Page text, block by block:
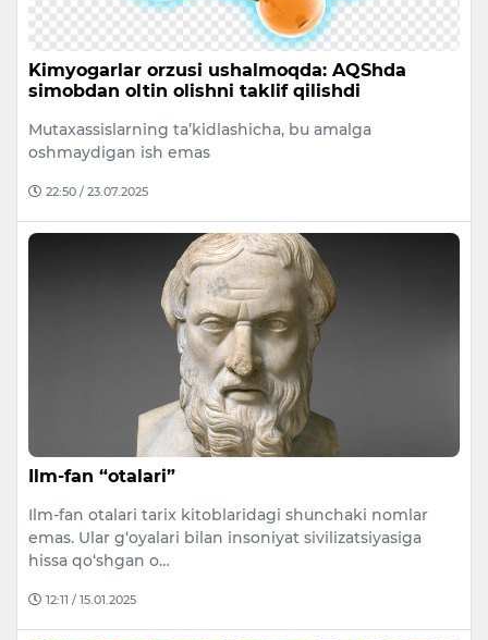
Kimyogarlar orzusi ushalmoqda: AQShda
simobdan oltin olishni taklif qilishdi
Mutaxassislarning ta’kidlashicha, bu amalga
oshmaydigan ish emas
22:50 / 23.07.2025
Ilm-fan “otalari”
Ilm-fan otalari tarix kitoblaridagi shunchaki nomlar
emas. Ular g‘oyalari bilan insoniyat sivilizatsiyasiga
hissa qo‘shgan o…
12:11 / 15.01.2025